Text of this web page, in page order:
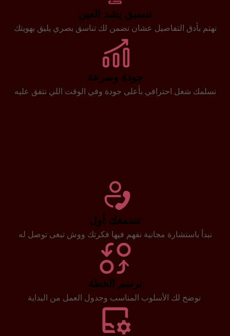
تنسيق يشد العين
نهتم بأدق التفاصيل عشان نضمن لك تناسق بصري يليق بهويتك
جودة وسرعة
نسلمك شغل احترافي بأعلى جودة وفي الوقت اللي نتفق عليه
نسمعك أول
نبدأ باستشارة مجانية نفهم فيها فكرتك ووش تبغى توصل له
نرسم الخطة
نوضح لك الأسلوب المناسب وجدول العمل من البداية